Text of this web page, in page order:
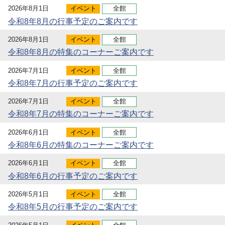
2026年8月1日 イベント 全館
令和8年8月の行事予定のご案内です
2026年8月1日 イベント 全館
令和8年8月の特集のコーナーご案内です
2026年7月1日 イベント 全館
令和8年7月の行事予定のご案内です
2026年7月1日 イベント 全館
令和8年7月の特集のコーナーご案内です
2026年6月1日 イベント 全館
令和8年6月の特集のコーナーご案内です
2026年6月1日 イベント 全館
令和8年6月の行事予定のご案内です
2026年5月1日 イベント 全館
令和8年5月の行事予定のご案内です